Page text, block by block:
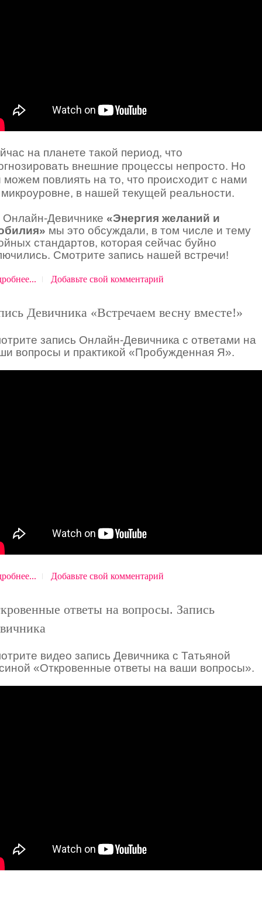
на планете такой период, что
внешние процессы непросто. Но
повлиять на то, что происходит с нами
в нашей текущей реальности.
Девичнике «Энергия желаний и
мы это обсуждали, в том числе и тему
стандартов, которая сейчас буйно
Смотрите запись нашей встречи!
Добавьте свой комментарий
Девичника «Встречаем весну вместе!»
запись Онлайн-Девичника с ответами на
вопросы и практикой «Пробужденная Я».
Добавьте свой комментарий
ответы на вопросы. Запись
видео запись Девичника с Татьяной
«Откровенные ответы на ваши вопросы».